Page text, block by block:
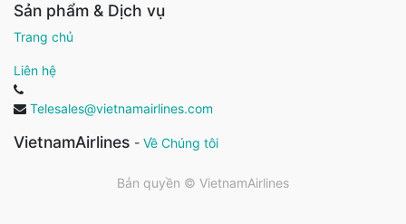
Sản phẩm & Dịch vụ
Trang chủ
Liên hệ
Telesales@vietnamairlines.com
VietnamAirlines - Về Chúng tôi
Bản quyền © VietnamAirlines